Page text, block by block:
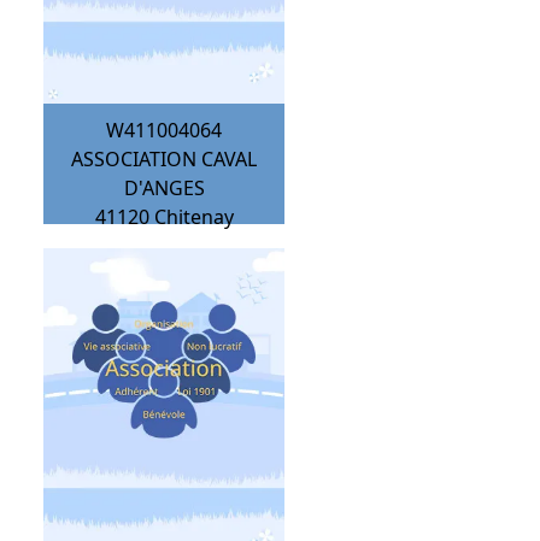
W411004064
ASSOCIATION CAVAL
D'ANGES
41120 Chitenay